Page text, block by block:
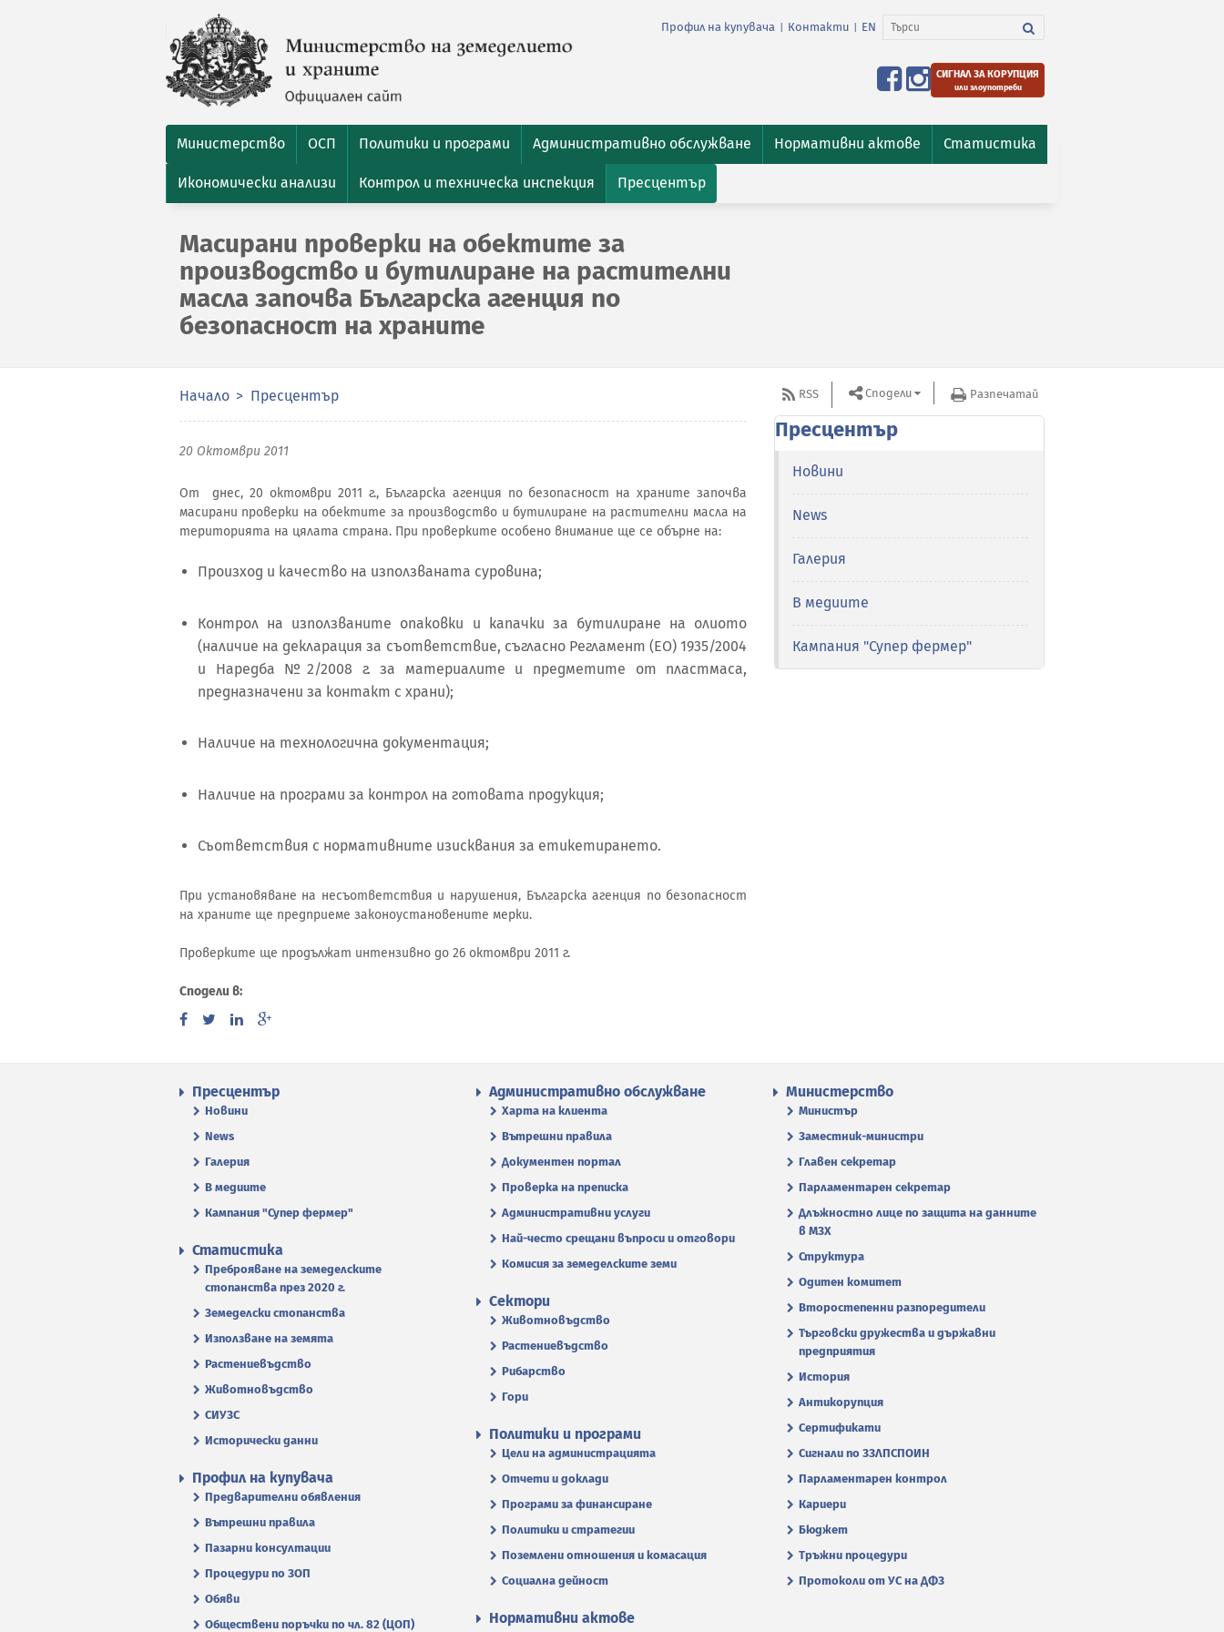
Профил на купувача Контакти EN
СИГНАЛ ЗА КОРУПЦИЯ
или злоупотреби
Министерство ОСП Политики и програми Административно обслужване Нормативни актове Статистика
Икономически анализи Контрол и техническа инспекция Пресцентър
Масирани проверки на обектите за
производство и бутилиране на растителни
масла започва Българска агенция по
безопасност на храните
Начало Пресцентър
20 Октомври 2011
От днес, 20 октомври 2011 г., Българска агенция по безопасност на храните започва
масирани проверки на обектите за производство и бутилиране на растителни масла на
територията на цялата страна. При проверките особено внимание ще се обърне на:
Произход и качество на използваната суровина;
Контрол на използваните опаковки и капачки за бутилиране на олиото
(наличие на декларация за съответствие, съгласно Регламент (ЕО) 1935/2004
и Наредба №2/2008 г. за материалите и предметите от пластмаса,
предназначени за контакт с храни);
Наличие на технологична документация;
Наличие на програми за контрол на готовата продукция;
Съответствия с нормативните изисквания за етикетирането.
При установяване на несъответствия и нарушения, Българска агенция по безопасност
на храните ще предприеме законоустановените мерки.
Проверките ще продължат интензивно до 26 октомври 2011 г.
Сподели в:
RSS Сподели Разпечатай
Пресцентър
Новини
News
Галерия
В медиите
Кампания "Супер фермер"
Пресцентър
Новини
News
Галерия
В медиите
Кампания "Супер фермер"
Административно обслужване
Харта на клиента
Вътрешни правила
Документен портал
Проверка на преписка
Административни услуги
Най-често срещани въпроси и отговори
Комисия за земеделските земи
Министерство
Министър
Заместник-министри
Главен секретар
Парламентарен секретар
Длъжностно лице по защита на данните
в МЗХ
Структура
Одитен комитет
Второстепенни разпоредители
Търговски дружества и държавни
предприятия
История
Антикорупция
Сертификати
Сигнали по ЗЗЛПСПОИН
Парламентарен контрол
Кариери
Бюджет
Тръжни процедури
Протоколи от УС на ДФЗ
Статистика
Преброяване на земеделските
стопанства през 2020 г.
Земеделски стопанства
Използване на земята
Растениевъдство
Животновъдство
СИУЗС
Исторически данни
Сектори
Животновъдство
Растениевъдство
Рибарство
Гори
Политики и програми
Цели на администрацията
Отчети и доклади
Програми за финансиране
Политики и стратегии
Поземлени отношения и комасация
Социална дейност
Профил на купувача
Предварителни обявления
Вътрешни правила
Пазарни консултации
Процедури по ЗОП
Обяви
Обществени поръчки по чл. 82 (ЦОП)
Нормативни актове